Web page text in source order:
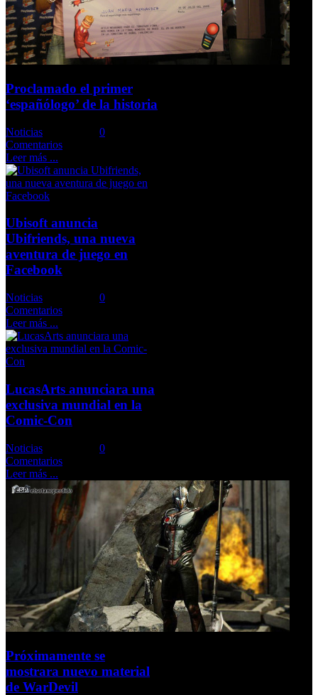
Proclamado el primer
‘españólogo’ de la historia
Noticias
0
Comentarios
Leer más ...
Ubisoft anuncia
Ubifriends, una nueva
aventura de juego en
Facebook
Noticias
0
Comentarios
Leer más ...
LucasArts anunciara una
exclusiva mundial en la
Comic-Con
Noticias
0
Comentarios
Leer más ...
Próximamente se
mostrara nuevo material
de WarDevil